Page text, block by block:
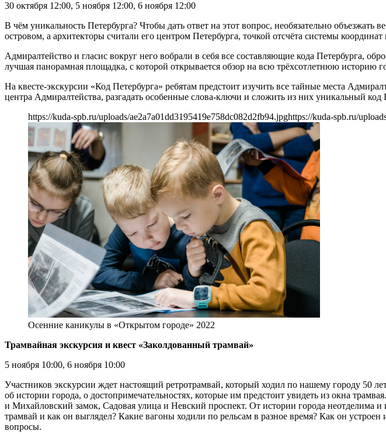
30 октября 12:00, 5 ноября 12:00, 6 ноября 12:00
В чём уникальность Петербурга? Чтобы дать ответ на этот вопрос, необязательно
островом, а архитекторы считали его центром Петербурга, точкой отсчёта системы координат
Адмиралтейство и гласис вокруг него вобрали в себя все составляющие кода Петербурга,
лучшая панорамная площадка, с которой открывается обзор на всю трёхсотлетнюю историю
На квесте-экскурсии «Код Петербурга» ребятам предстоит изучить все тайные места
центра Адмиралтейства, разгадать особенные слова-ключи и сложить из них уникальный код
https://kuda-spb.ru/uploads/ae2a7a01dd3195419e758dc082d2fb94.jpghttps://kuda-spb.ru/
Осенние каникулы в «Открытом городе» 2022
Трамвайная экскурсия и квест «Заколдованный трамвай»
5 ноября 10:00, 6 ноября 10:00
Участников экскурсии ждет настоящий ретротрамвай, который ходил по нашему городу 50
об истории города, о достопримечательностях, которые им предстоит увидеть из окна
и Михайловский замок, Садовая улица и Невский проспект. От истории города неотделима
трамвай и как он выглядел? Какие вагоны ходили по рельсам в разное время? Как он
вопросы.